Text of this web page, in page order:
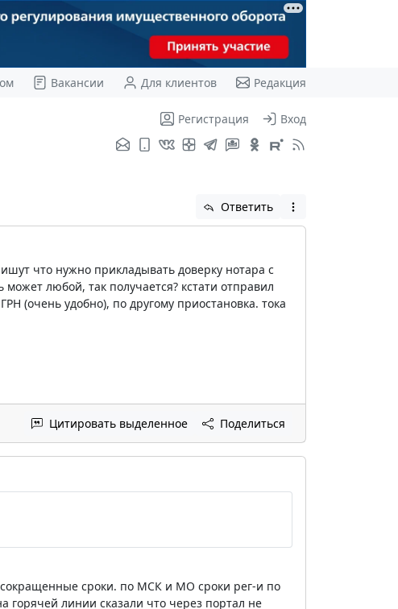
Вакансии Для клиентов Редакция
Регистрация Вход
Ответить
что нужно прикладывать доверку нотара с
любой, так получается? кстати отправил
(очень удобно), по другому приостановка. тока
Цитировать выделенное Поделиться
сроки. по МСК и МО сроки рег-и по
линии сказали что через портал не